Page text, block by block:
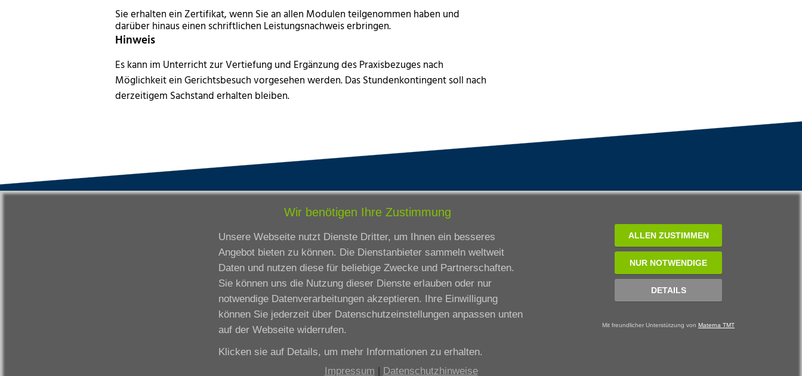
Sie erhalten ein Zertifikat, wenn Sie an allen Modulen teilgenommen haben und
darüber hinaus einen schriftlichen Leistungsnachweis erbringen.
Hinweis
Es kann im Unterricht zur Vertiefung und Ergänzung des Praxisbezuges nach
Möglichkeit ein Gerichtsbesuch vorgesehen werden. Das Stundenkontingent soll nach
derzeitigem Sachstand erhalten bleiben.
Standorte
Darmstadt
Frankfurt am Main
Fulda
Gießen
Kassel
Wiesbaden
Fortbildungszentrum
Bildungsangebot
Ausbildung
Zertifikatslehrgänge
Fortbildung
Datenschutzeinstellungen anpassen
Wir benötigen Ihre Zustimmung
Unsere Webseite nutzt Dienste Dritter, um Ihnen ein besseres
Angebot bieten zu können. Die Dienstanbieter sammeln weltweit
Daten und nutzen diese für beliebige Zwecke und Partnerschaften.
Sie können uns die Nutzung dieser Dienste erlauben oder nur
notwendige Datenverarbeitungen akzeptieren. Ihre Einwilligung
können Sie jederzeit über Datenschutzeinstellungen anpassen unten
auf der Webseite widerrufen.
Klicken sie auf Details, um mehr Informationen zu erhalten.
ALLEN ZUSTIMMEN
NUR NOTWENDIGE
DETAILS
Mit freundlicher Unterstützung von Materna TMT
Impressum | Datenschutzhinweise